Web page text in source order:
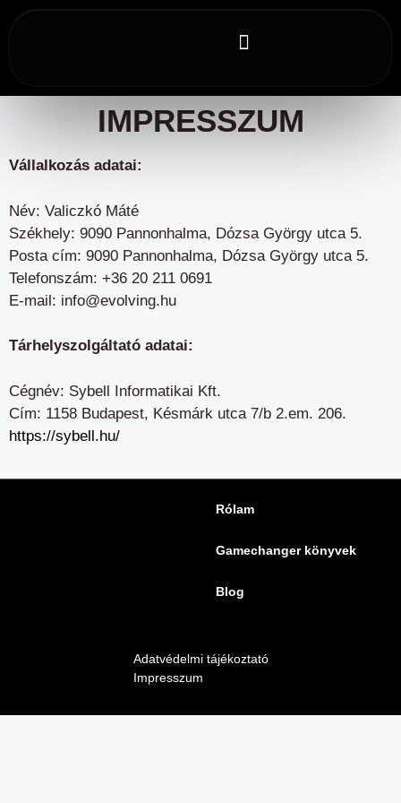
IMPRESSZUM
Vállalkozás adatai:
Név: Valiczkó Máté
Székhely: 9090 Pannonhalma, Dózsa György utca 5.
Posta cím: 9090 Pannonhalma, Dózsa György utca 5.
Telefonszám: +36 20 211 0691
E-mail: info@evolving.hu
Tárhelyszolgáltató adatai:
Cégnév: Sybell Informatikai Kft.
Cím: 1158 Budapest, Késmárk utca 7/b 2.em. 206.
https://sybell.hu/
Rólam
Gamechanger könyvek
Blog
Adatvédelmi tájékoztató
Impresszum